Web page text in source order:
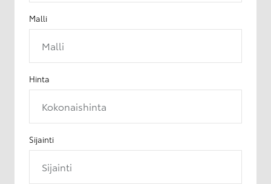
Malli
Malli
Hinta
Kokonaishinta
Sijainti
Sijainti